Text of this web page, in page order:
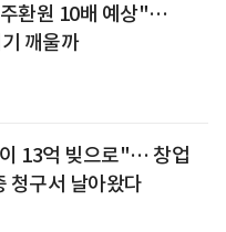
환원 10배 예상"…
깨울까
13억 빚으로"… 창업
청구서 날아왔다